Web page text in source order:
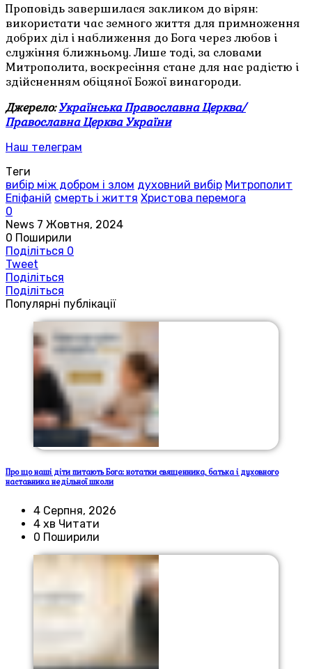
Проповідь завершилася закликом до вірян:
використати час земного життя для примноження
добрих діл і наближення до Бога через любов і
служіння ближньому. Лише тоді, за словами
Митрополита, воскресіння стане для нас радістю і
здійсненням обіцяної Божої винагороди.
Джерело:Українська Православна Церква/
Православна Церква України
Наш телеграм
Теги
вибір між добром і злом духовний вибір Митрополит
Епіфаній смерть і життя Христова перемога
0
News 7 Жовтня, 2024
0 Поширили
Поділіться 0
Tweet
Поділіться
Поділіться
Популярні публікації
Про що наші діти питають Бога: нотатки священника, батька і духовного
наставника недільної школи
4 Серпня, 2026
4 хв Читати
0 Поширили